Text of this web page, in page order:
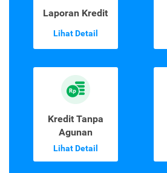
Laporan Kredit
Lihat Detail
Kredit Tanpa
Agunan
Lihat Detail